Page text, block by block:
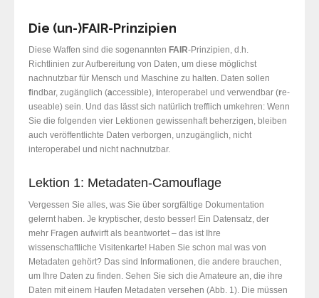
Die (un-)FAIR-Prinzipien
Diese Waffen sind die sogenannten FAIR-Prinzipien, d.h.
Richtlinien zur Aufbereitung von Daten, um diese möglichst
nachnutzbar für Mensch und Maschine zu halten. Daten sollen
findbar, zugänglich (accessible), interoperabel und verwendbar (re-
useable) sein. Und das lässt sich natürlich trefflich umkehren: Wenn
Sie die folgenden vier Lektionen gewissenhaft beherzigen, bleiben
auch veröffentlichte Daten verborgen, unzugänglich, nicht
interoperabel und nicht nachnutzbar.
Lektion 1: Metadaten-Camouflage
Vergessen Sie alles, was Sie über sorgfältige Dokumentation
gelernt haben. Je kryptischer, desto besser! Ein Datensatz, der
mehr Fragen aufwirft als beantwortet – das ist Ihre
wissenschaftliche Visitenkarte! Haben Sie schon mal was von
Metadaten gehört? Das sind Informationen, die andere brauchen,
um Ihre Daten zu finden. Sehen Sie sich die Amateure an, die ihre
Daten mit einem Haufen Metadaten versehen (Abb. 1). Die müssen